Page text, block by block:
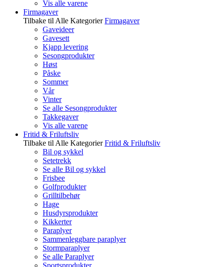
Vis alle varene
Firmagaver
Tilbake til Alle Kategorier Firmagaver
Gaveideer
Gavesett
Kjapp levering
Sesongprodukter
Høst
Påske
Sommer
Vår
Vinter
Se alle Sesongprodukter
Takkegaver
Vis alle varene
Fritid & Friluftsliv
Tilbake til Alle Kategorier Fritid & Friluftsliv
Bil og sykkel
Setetrekk
Se alle Bil og sykkel
Frisbee
Golfprodukter
Grilltilbehør
Hage
Husdyrsprodukter
Kikkerter
Paraplyer
Sammenleggbare paraplyer
Stormparaplyer
Se alle Paraplyer
Sportsprodukter